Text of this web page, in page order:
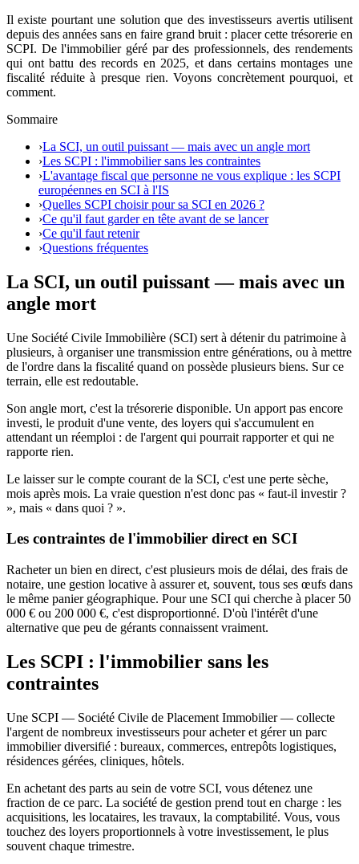
Il existe pourtant une solution que des investisseurs avertis utilisent
depuis des années sans en faire grand bruit : placer cette trésorerie en
SCPI. De l'immobilier géré par des professionnels, des rendements
qui ont battu des records en 2025, et dans certains montages une
fiscalité réduite à presque rien. Voyons concrètement pourquoi, et
comment.
Sommaire
›La SCI, un outil puissant — mais avec un angle mort
›Les SCPI : l'immobilier sans les contraintes
›L'avantage fiscal que personne ne vous explique : les SCPI
européennes en SCI à l'IS
›Quelles SCPI choisir pour sa SCI en 2026 ?
›Ce qu'il faut garder en tête avant de se lancer
›Ce qu'il faut retenir
›Questions fréquentes
La SCI, un outil puissant — mais avec un
angle mort
Une Société Civile Immobilière (SCI) sert à détenir du patrimoine à
plusieurs, à organiser une transmission entre générations, ou à mettre
de l'ordre dans la fiscalité quand on possède plusieurs biens. Sur ce
terrain, elle est redoutable.
Son angle mort, c'est la trésorerie disponible. Un apport pas encore
investi, le produit d'une vente, des loyers qui s'accumulent en
attendant un réemploi : de l'argent qui pourrait rapporter et qui ne
rapporte rien.
Le laisser sur le compte courant de la SCI, c'est une perte sèche,
mois après mois. La vraie question n'est donc pas « faut-il investir ?
», mais « dans quoi ? ».
Les contraintes de l'immobilier direct en SCI
Racheter un bien en direct, c'est plusieurs mois de délai, des frais de
notaire, une gestion locative à assurer et, souvent, tous ses œufs dans
le même panier géographique. Pour une SCI qui cherche à placer 50
000 € ou 200 000 €, c'est disproportionné. D'où l'intérêt d'une
alternative que peu de gérants connaissent vraiment.
Les SCPI : l'immobilier sans les
contraintes
Une SCPI — Société Civile de Placement Immobilier — collecte
l'argent de nombreux investisseurs pour acheter et gérer un parc
immobilier diversifié : bureaux, commerces, entrepôts logistiques,
résidences gérées, cliniques, hôtels.
En achetant des parts au sein de votre SCI, vous détenez une
fraction de ce parc. La société de gestion prend tout en charge : les
acquisitions, les locataires, les travaux, la comptabilité. Vous, vous
touchez des loyers proportionnels à votre investissement, le plus
souvent chaque trimestre.